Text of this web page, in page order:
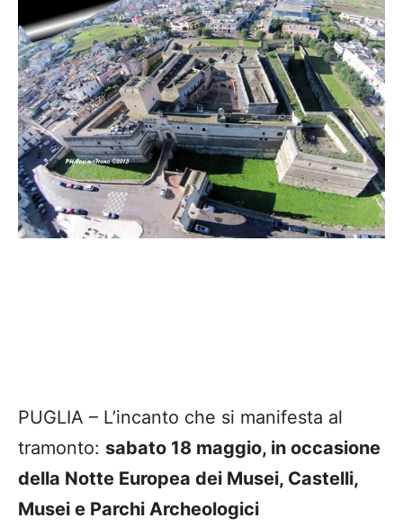
PUGLIA – L’incanto che si manifesta al
tramonto: sabato 18 maggio, in occasione
della Notte Europea dei Musei, Castelli,
Musei e Parchi Archeologici